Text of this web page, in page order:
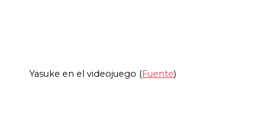
Yasuke en el videojuego (Fuente)